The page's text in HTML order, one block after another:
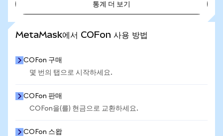
통계 더 보기
MetaMask에서 COFon 사용 방법
COFon 구매
몇 번의 탭으로 시작하세요.
COFon 판매
COFon을(를) 현금으로 교환하세요.
COFon 스왑